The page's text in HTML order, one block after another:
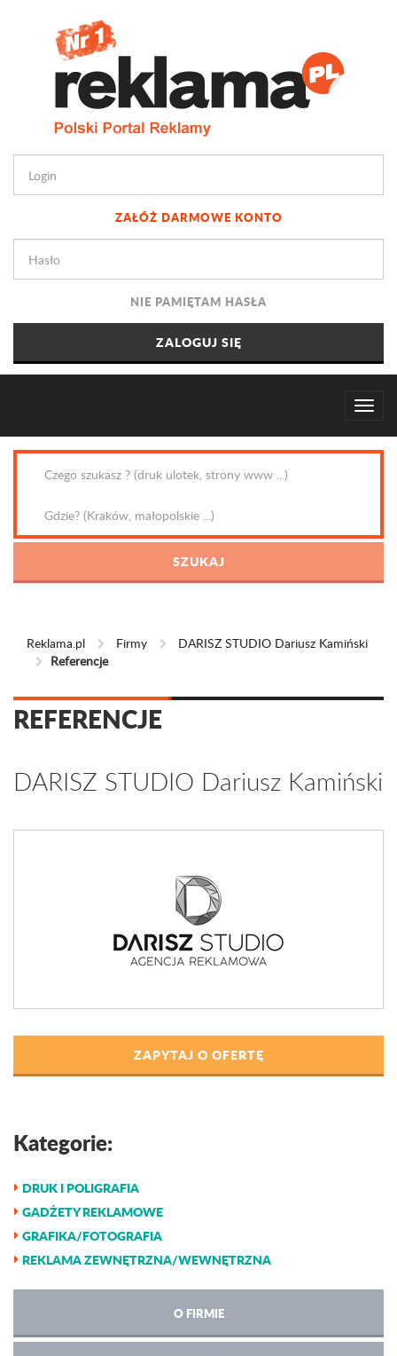
ZAŁÓŻ DARMOWE KONTO
NIE PAMIĘTAM HASŁA
Reklama.pl Firmy
DARISZ STUDIO Dariusz Kamiński
Referencje
REFERENCJE
DARISZ STUDIO Dariusz Kamiński
ZAPYTAJ O OFERTĘ
Kategorie:
DRUK I POLIGRAFIA
GADŻETY REKLAMOWE
GRAFIKA/FOTOGRAFIA
REKLAMA ZEWNĘTRZNA/WEWNĘTRZNA
O FIRMIE